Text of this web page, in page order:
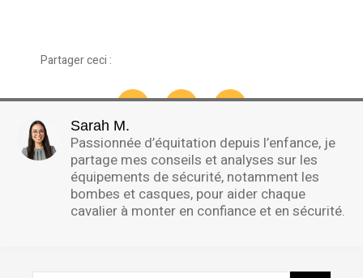
Partager ceci :
Sarah M.
Passionnée d’équitation depuis l’enfance, je
partage mes conseils et analyses sur les
équipements de sécurité, notamment les
bombes et casques, pour aider chaque
cavalier à monter en confiance et en sécurité.